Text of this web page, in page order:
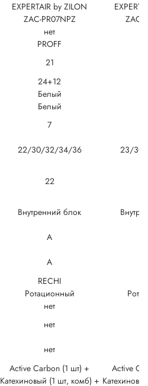
EXPERTAIR by ZILON
ZAC-PR07NPZ
ZAC-
нет
PROFF
21
24+12
Белый
Белый
7
22/30/32/34/36
23/
22
Внутренний блок
A
A
RECHI
Ротационный
нет
нет
нет
Active Carbon (1 шт) +
Катехиновый (1 шт, комб) +
Active